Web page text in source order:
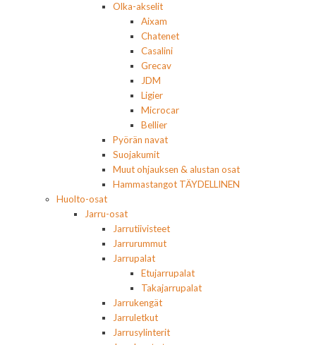
Olka-akselit
Aixam
Chatenet
Casalini
Grecav
JDM
Ligier
Microcar
Bellier
Pyörän navat
Suojakumit
Muut ohjauksen & alustan osat
Hammastangot TÄYDELLINEN
Huolto-osat
Jarru-osat
Jarrutiivisteet
Jarrurummut
Jarrupalat
Etujarrupalat
Takajarrupalat
Jarrukengät
Jarruletkut
Jarrusylinterit